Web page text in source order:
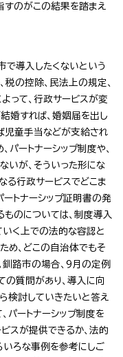
すのがこの結果を踏まえ
で導入したくないという
税の控除、民法上の規定、
って、行政サービスが変
婚すれば、婚姻届を出し
児童手当などが支給され
パートナーシップ制度や、
いが、そういった形にな
る行政サービスでどこま
ートナーシップ証明書の発
のについては、制度導入
いく上での法的な容認と
め、どこの自治体でもそ
釧路市の場合、9月の定例
の質問があり、導入に向
検討していきたいと答え
パートナーシップ制度を
スが提供できるか、法的
いろな事例を参考にしご